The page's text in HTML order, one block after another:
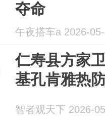
夺命
午夜搭车a 2026-
仁寿县方家
基孔肯雅热
智者观天下 2026-